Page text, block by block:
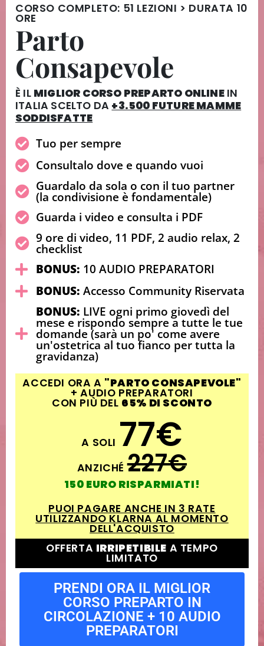
CORSO COMPLETO: 51 LEZIONI > DURATA 10
ORE
Parto
Consapevole
È IL MIGLIOR CORSO PREPARTO ONLINEIN
ITALIA SCELTO DA +3.500 FUTURE MAMME
SODDISFATTE
Tuo per sempre
Consultalo dove e quando vuoi
Guardalo da sola o con il tuo partner
(la condivisione è fondamentale)
Guarda i video e consulta i PDF
9 ore di video, 11 PDF, 2 audio relax, 2
checklist
BONUS: 10 AUDIO PREPARATORI
BONUS: Accesso Community Riservata
BONUS: LIVE ogni primo giovedì del
mese e rispondo sempre a tutte le tue
domande (sarà un po' come avere
un'ostetrica al tuo fianco per tutta la
gravidanza)
ACCEDI ORA A "PARTO CONSAPEVOLE"
+ AUDIO PREPARATORI
CON PIÙ DEL 65% DI SCONTO
A SOLI 77€
ANZICHÉ227€
150 EURO RISPARMIATI!
PUOI PAGARE ANCHE IN 3 RATE
UTILIZZANDO KLARNA AL MOMENTO
DELL'ACQUISTO
OFFERTA IRRIPETIBILE A TEMPO
LIMITATO
PRENDI ORA IL MIGLIOR
CORSO PREPARTO IN
CIRCOLAZIONE + 10 AUDIO
PREPARATORI